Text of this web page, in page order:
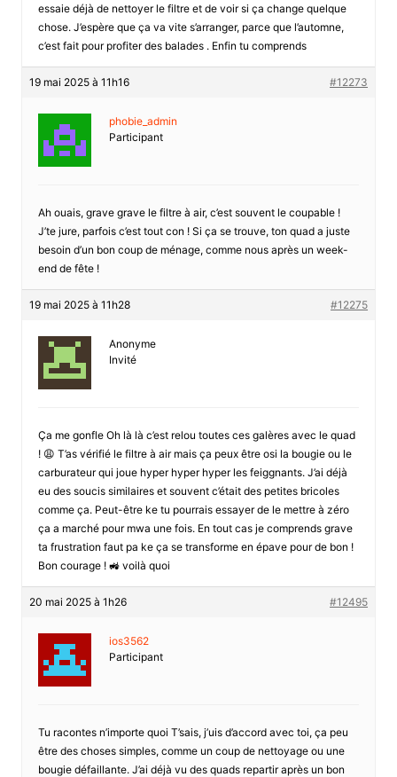
essaie déjà de nettoyer le filtre et de voir si ça change quelque
chose. J’espère que ça va vite s’arranger, parce que l’automne,
c’est fait pour profiter des balades . Enfin tu comprends
19 mai 2025 à 11h16 #12273
phobie_admin
Participant
Ah ouais, grave grave le filtre à air, c’est souvent le coupable !
J’te jure, parfois c’est tout con ! Si ça se trouve, ton quad a juste
besoin d’un bon coup de ménage, comme nous après un week-
end de fête !
19 mai 2025 à 11h28 #12275
Anonyme
Invité
Ça me gonfle Oh là là c’est relou toutes ces galères avec le quad
! 😩 T’as vérifié le filtre à air mais ça peux être osi la bougie ou le
carburateur qui joue hyper hyper hyper les feiggnants. J’ai déjà
eu des soucis similaires et souvent c’était des petites bricoles
comme ça. Peut-être ke tu pourrais essayer de le mettre à zéro
ça a marché pour mwa une fois. En tout cas je comprends grave
ta frustration faut pa ke ça se transforme en épave pour de bon !
Bon courage ! 🚜 voilà quoi
20 mai 2025 à 1h26 #12495
ios3562
Participant
Tu racontes n’importe quoi T’sais, j’uis d’accord avec toi, ça peu
être des choses simples, comme un coup de nettoyage ou une
bougie défaillante. J’ai déjà vu des quads repartir après un bon